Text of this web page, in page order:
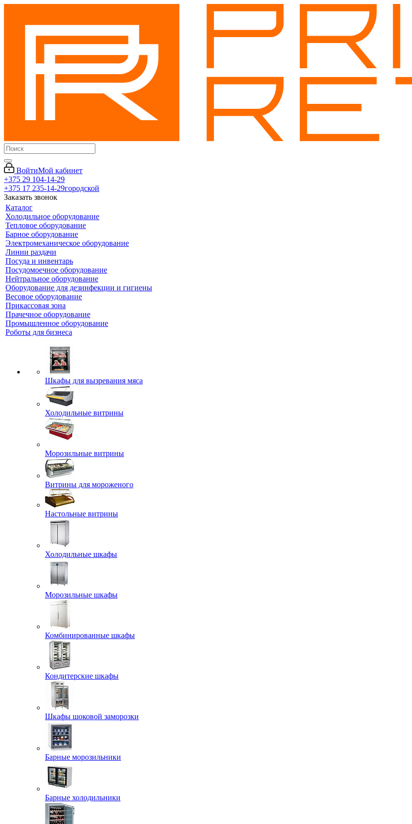
ВойтиМой кабинет
+375 29 104-14-29
+375 17 235-14-29городской
Заказать звонок
Каталог
Холодильное оборудование
Тепловое оборудование
Барное оборудование
Электромеханическое оборудование
Линии раздачи
Посуда и инвентарь
Посудомоечное оборудование
Нейтральное оборудование
Оборудование для дезинфекции и гигиены
Весовое оборудование
Прикассовая зона
Прачечное оборудование
Промышленное оборудование
Роботы для бизнеса
Шкафы для вызревания мяса
Холодильные витрины
Морозильные витрины
Витрины для мороженого
Настольные витрины
Холодильные шкафы
Морозильные шкафы
Комбинированные шкафы
Кондитерские шкафы
Шкафы шоковой заморозки
Барные морозильники
Барные холодильники